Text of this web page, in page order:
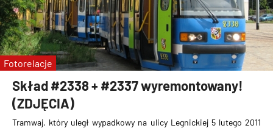
Skład #2338 + #2337 wyremontowany!
(ZDJĘCIA)
Tramwaj, który uległ wypadkowy na ulicy Legnickiej 5 lutego 2011
Fotorelacje